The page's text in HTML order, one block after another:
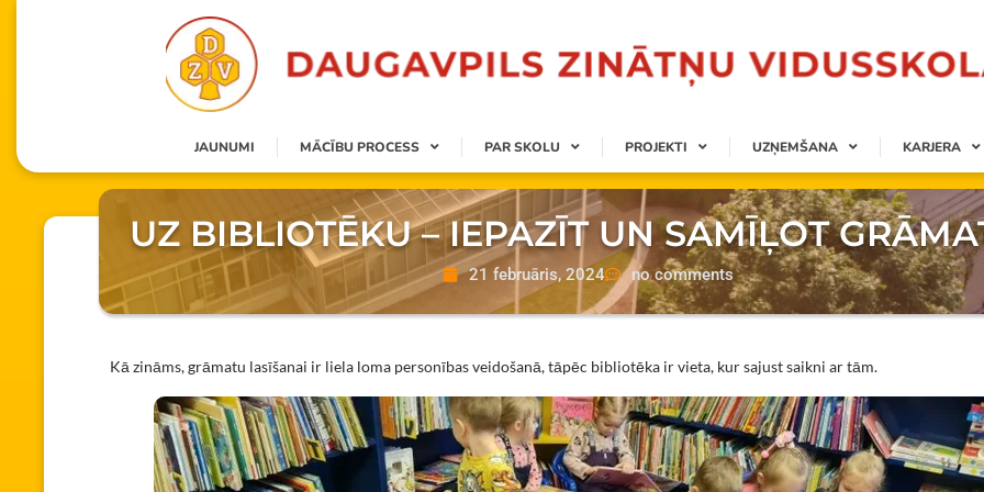
JAUNUMI MĀCĪBU PROCESS PAR SKOLU PROJEKTI UZŅEMŠANA KARJERA
UZ BIBLIOTĒKU – IEPAZĪT UN SAMĪĻOT
21 februāris, 2024 no comments
Kā zināms, grāmatu lasīšanai ir liela loma personības veidošanā, tāpēc bibliotēka ir vieta, kur sajust saikni ar tām.